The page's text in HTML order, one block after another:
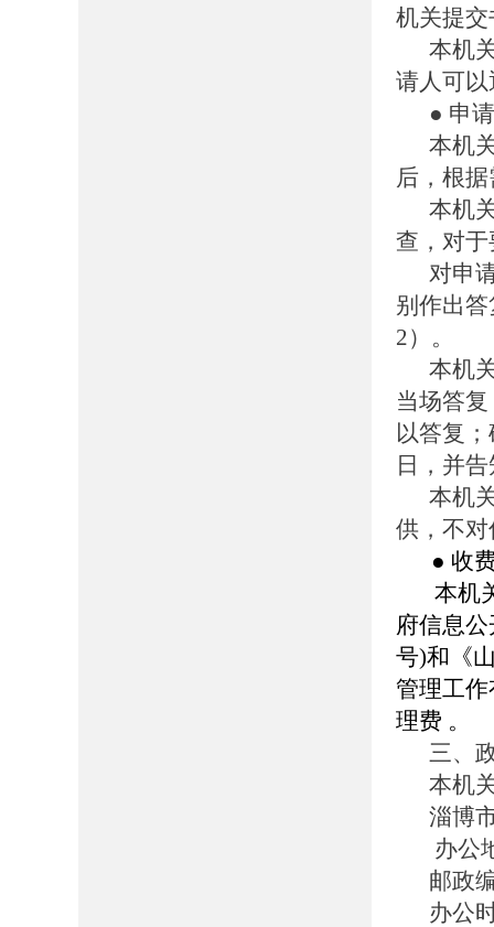
机关提
本机
请人可
● 申
本机
后，根
本机
查，对
对申
别作出
2）。
本机
当场答
以答复
日，并
本机
供，不
● 收
本机关
府信息
号)和《
管理工
理费 。
三、
本机
淄博
办公
邮政
办公